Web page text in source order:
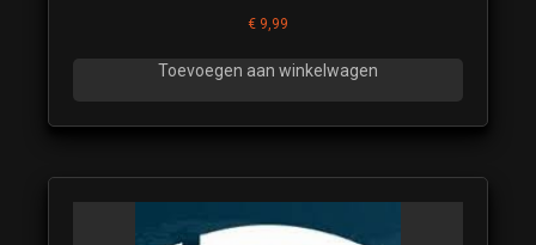
€ 9,99
Toevoegen aan winkelwagen